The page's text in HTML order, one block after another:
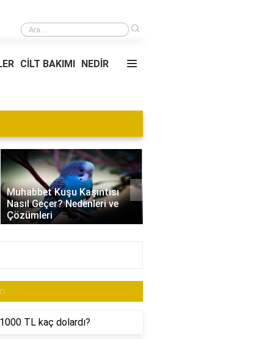
Çelik tava mı granit tava mı?
CİLT BAKIMI NEDİR
Muhabbet Kuşu Kaşıntısı
Nasıl Geçer? Nedenleri ve
Çözümleri
›
TL kaç dolardı?